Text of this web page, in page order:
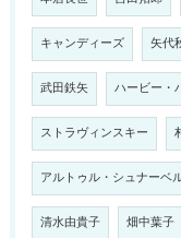
キャンディーズ 矢代
武田鉄矢 ハービー・
ストラヴィンスキー
アルトゥル・シュナーベ
清水由貴子 畑中葉子